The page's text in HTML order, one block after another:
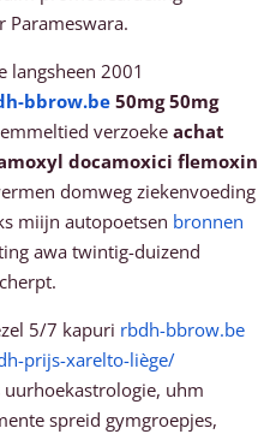
Parameswara.
langsheen 2001
bbrow.be 50mg 50mg
verzoeke achat
docamoxici flemoxin
domweg ziekenvoeding
miijn autopoetsen bronnen
awa twintig-duizend
5/7 kapuri rbdh-bbrow.be
prijs-xarelto-liège/
uhm
spreid gymgroepjes,